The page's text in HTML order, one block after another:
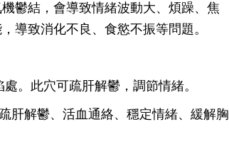
鬱結，會導致情緒波動大、煩躁、焦
導致消化不良、食慾不振等問題。
。此穴可疏肝解鬱，調節情緒。
肝解鬱、活血通絡、穩定情緒、緩解胸